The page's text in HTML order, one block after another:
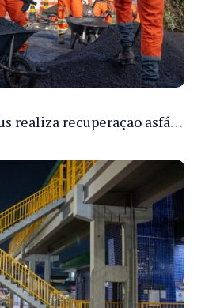
Prefeitura de Manaus realiza recuperação asfáltica na rua Canário do Campo e amplia mobilidade na zona Norte